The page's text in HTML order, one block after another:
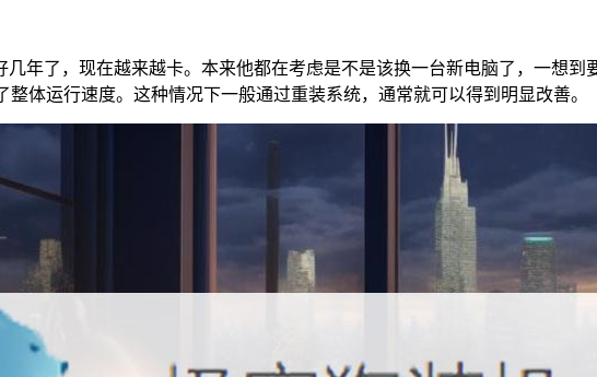
年了，现在越来越卡。本来他都在考虑是不是该换一台新电脑了，一想
体运行速度。这种情况下一般通过重装系统，通常就可以得到明显改善。